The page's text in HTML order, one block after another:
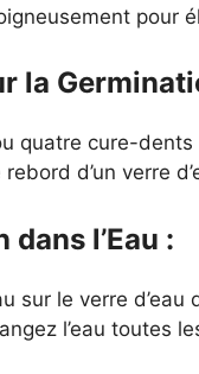
pour
la
quatre cure-
d’un verre
l’Eau :
sur le verre
l’eau toutes